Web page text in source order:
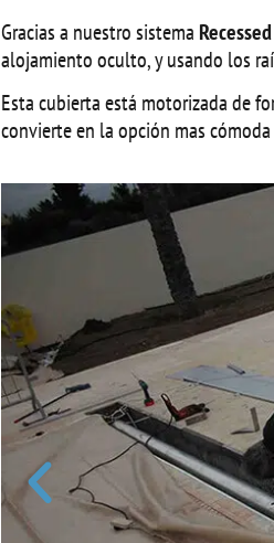
Gracias a nuestro sistema
alojamiento oculto, y usando los
Esta cubierta está motorizada de
convierte en la opción mas